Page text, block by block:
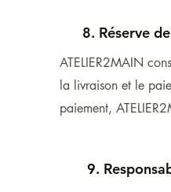
Conformément
Ce droit s’applique
- aux produits
​Le
qu’il soit en parfait
8. Réserve
ATELIER2MAIN
la livraison et le
paiement,
9.